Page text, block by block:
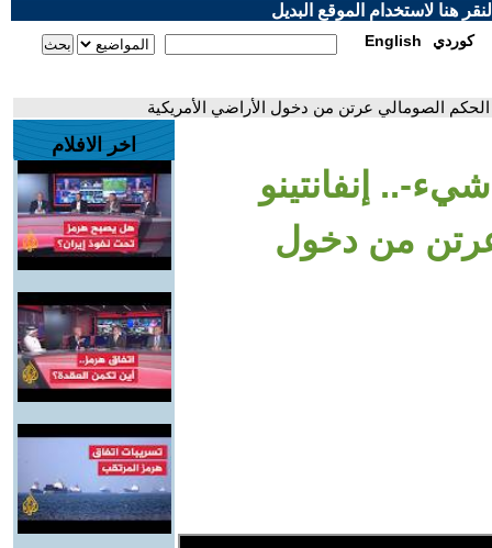
هنا لاستخدام الموقع البديل
English كوردي
الصومالي عرتن من دخول الأراضي الأمريكية
.. إنفانتينو
من دخول
اخر الافلام